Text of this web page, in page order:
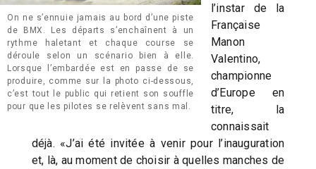
On ne s’ennuie jamais au bord d’une piste
de BMX. Les départs s’enchaînent à un
rythme haletant et chaque course se
déroule selon un scénario bien à elle.
Lorsque l’embardée est en passe de se
produire, comme sur la photo ci-dessous,
c’est tout le public qui retient son souffle
pour que les pilotes se relèvent sans mal.
l’instar de la
Française
Manon
Valentino,
championne
d’Europe en
titre, la
connaissait
déjà. «J’ai été invitée à venir pour l’inauguration
et, là, au moment de choisir à quelles manches de